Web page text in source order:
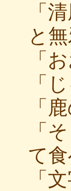
「
と
「
「
「
「
て
「